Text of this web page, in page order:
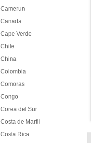
Camerun
Canada
Cape Verde
Chile
China
Colombia
Comoras
Congo
Corea del Sur
Costa de Marfil
Costa Rica